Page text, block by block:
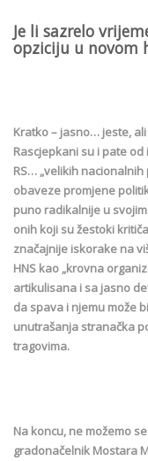
Je li sazrelo
opziciju u novom
Kratko – jasno… jeste,
Rascjepkani su i pate
RS… „velikih nacionalnih
obaveze promjene
puno radikalnije u
onih koji su žestoki
značajnije iskorake na
HNS kao „krovna
artikulisana i sa jasno
da spava i njemu može
unutrašanja stranačka
tragovima.
Na koncu, ne možemo
gradonačelnik Mostara